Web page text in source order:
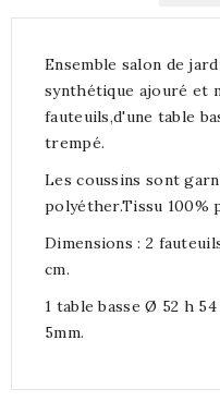
Ensemble salon de
synthétique ajouré et
fauteuils,d'une table
trempé.
Les coussins sont
polyéther.Tissu 100%
Dimensions : 2
cm.
1 table basse Ø 52 h
5mm.